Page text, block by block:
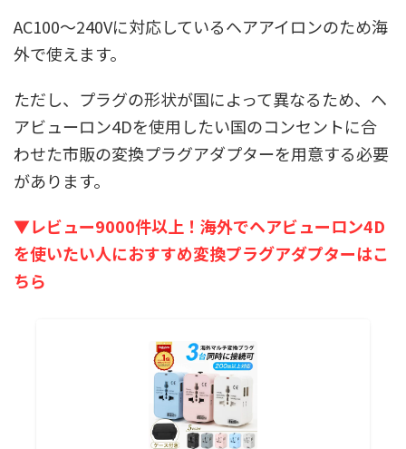
AC100～240Vに対応しているヘアアイロンのため海
外で使えます。
ただし、プラグの形状が国によって異なるため、ヘ
アビューロン4Dを使用したい国のコンセントに合
わせた市販の変換プラグアダプターを用意する必要
があります。
▼レビュー9000件以上！海外でヘアビューロン4D
を使いたい人におすすめ変換プラグアダプターはこ
ちら